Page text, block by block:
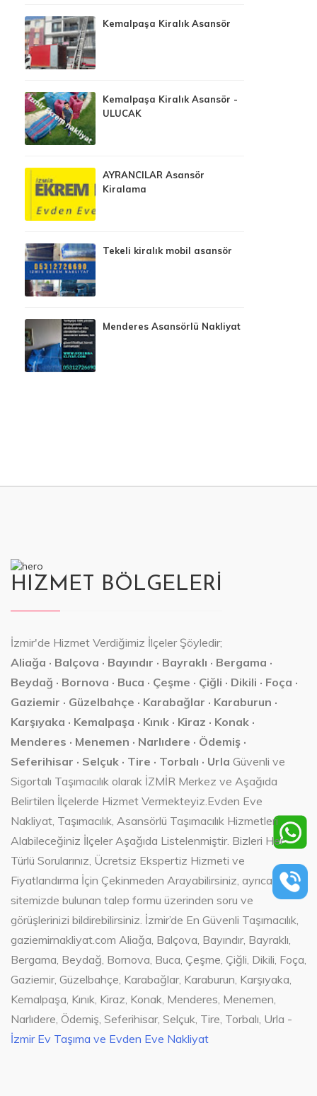
Kemalpaşa Kiralık Asansör
Kemalpaşa Kiralık Asansör -
ULUCAK
AYRANCILAR Asansör
Kiralama
Tekeli kiralık mobil asansör
Menderes Asansörlü Nakliyat
HIZMET BÖLGELERİ
İzmir'de Hizmet Verdiğimiz İlçeler Şöyledir;
Aliağa · Balçova · Bayındır · Bayraklı · Bergama ·
Beydağ · Bornova · Buca · Çeşme · Çiğli · Dikili · Foça ·
Gaziemir · Güzelbahçe · Karabağlar · Karaburun ·
Karşıyaka · Kemalpaşa · Kınık · Kiraz · Konak ·
Menderes · Menemen · Narlıdere · Ödemiş ·
Seferihisar · Selçuk · Tire · Torbalı · Urla Güvenli ve
Sigortalı Taşımacılık olarak İZMİR Merkez ve Aşağıda
Belirtilen İlçelerde Hizmet Vermekteyiz.Evden Eve
Nakliyat, Taşımacılık, Asansörlü Taşımacılık Hizmetleri
Alabileceğiniz İlçeler Aşağıda Listelenmiştir. Bizleri Her
Türlü Sorularınız, Ücretsiz Ekspertiz Hizmeti ve
Fiyatlandırma İçin Çekinmeden Arayabilirsiniz, ayrıca
sitemizde bulunan talep formu üzerinden soru ve
görüşlerinizi bildirebilirsiniz. İzmir’de En Güvenli Taşımacılık,
gaziemirnakliyat.com Aliağa, Balçova, Bayındır, Bayraklı,
Bergama, Beydağ, Bornova, Buca, Çeşme, Çiğli, Dikili, Foça,
Gaziemir, Güzelbahçe, Karabağlar, Karaburun, Karşıyaka,
Kemalpaşa, Kınık, Kiraz, Konak, Menderes, Menemen,
Narlıdere, Ödemiş, Seferihisar, Selçuk, Tire, Torbalı, Urla -
İzmir Ev Taşıma ve Evden Eve Nakliyat